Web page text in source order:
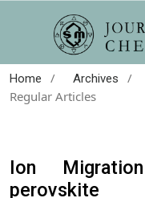
Home / Archives /
Regular Articles
Ion
perovskite